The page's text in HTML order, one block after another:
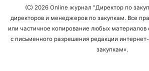
(C) 2026 Online журнал "Директор по
директоров и менеджеров по закупкам. Все
или частичное копирование любых материалов
с письменного разрешения редакции
закупкам».